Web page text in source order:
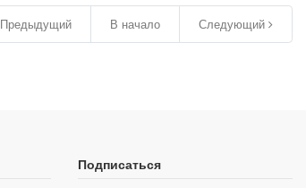
Предыдущий В начало Следующий
Подписаться